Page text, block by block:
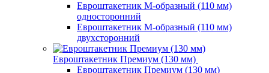
Евроштакетник М-образный (110 мм)
односторонний
Евроштакетник М-образный (110 мм)
двухсторонний
Евроштакетник Премиум (130 мм)
Евроштакетник Премиум (130 мм)